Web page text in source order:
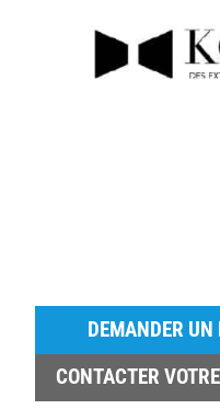
DEMANDER UN
CONTACTER